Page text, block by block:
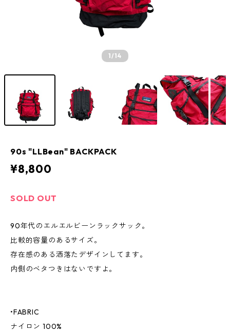
1/14
90s "LLBean" BACKPACK
¥8,800
SOLD OUT
90年代のエルエルビーンラックサック。
比較的容量のあるサイズ。
存在感のある洒落たデザインしてます。
内側のベタつきはないですよ。
•FABRIC
ナイロン 100%